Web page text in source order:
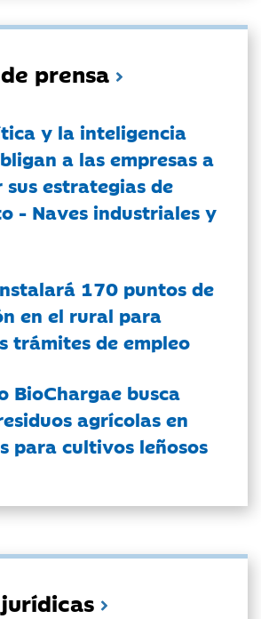
prensa
y la inteligencia
a las empresas a
estrategias de
- Naves industriales y
170 puntos de
en el rural para
trámites de empleo
BioChargae busca
agrícolas en
para cultivos leñosos